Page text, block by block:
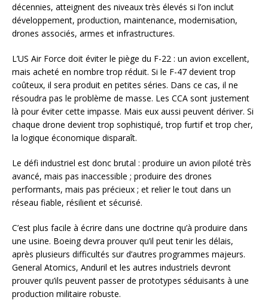
décennies, atteignent des niveaux très élevés si l’on inclut
développement, production, maintenance, modernisation,
drones associés, armes et infrastructures.
L’US Air Force doit éviter le piège du F-22 : un avion excellent,
mais acheté en nombre trop réduit. Si le F-47 devient trop
coûteux, il sera produit en petites séries. Dans ce cas, il ne
résoudra pas le problème de masse. Les CCA sont justement
là pour éviter cette impasse. Mais eux aussi peuvent dériver. Si
chaque drone devient trop sophistiqué, trop furtif et trop cher,
la logique économique disparaît.
Le défi industriel est donc brutal : produire un avion piloté très
avancé, mais pas inaccessible ; produire des drones
performants, mais pas précieux ; et relier le tout dans un
réseau fiable, résilient et sécurisé.
C’est plus facile à écrire dans une doctrine qu’à produire dans
une usine. Boeing devra prouver qu’il peut tenir les délais,
après plusieurs difficultés sur d’autres programmes majeurs.
General Atomics, Anduril et les autres industriels devront
prouver qu’ils peuvent passer de prototypes séduisants à une
production militaire robuste.